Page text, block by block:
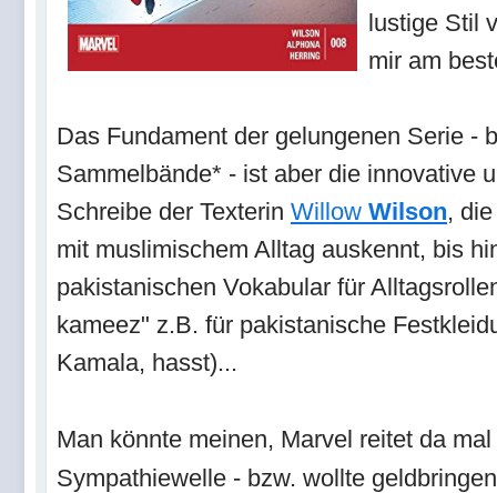
lustige Stil
mir am
Das Fundament der gelungenen Serie -
Sammelbände* - ist aber die innovative
Schreibe der Texterin Willow Wilson,
mit muslimischem Alltag auskennt, bis
pakistanischen Vokabular für
kameez" z.B. für pakistanische
Kamala, hasst)...
Man könnte meinen, Marvel reitet da
Sympathiewelle - bzw. wollte